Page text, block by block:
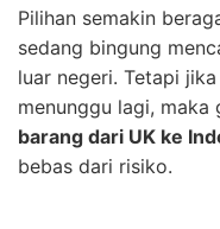
Pilihan semakin
sedang bingung
luar negeri. Tetapi
menunggu lagi, maka
barang dari UK ke
bebas dari risiko.